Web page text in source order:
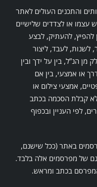
והתכנים העולים לאתר
עצמו או לצדדים שלישיים
להעתיק, לבצע
לשנות, לעבד, ליצור
מן הנ”ל, בין על ידך ובין
או אמצעי, בין אם
אמצעי צילום או
קבלת הסכמה בכתב
לפי העניין ובכפוף
באתר (ככל שישנם,
של מפרסמים אלה בלבד.
בכתב ומראש.